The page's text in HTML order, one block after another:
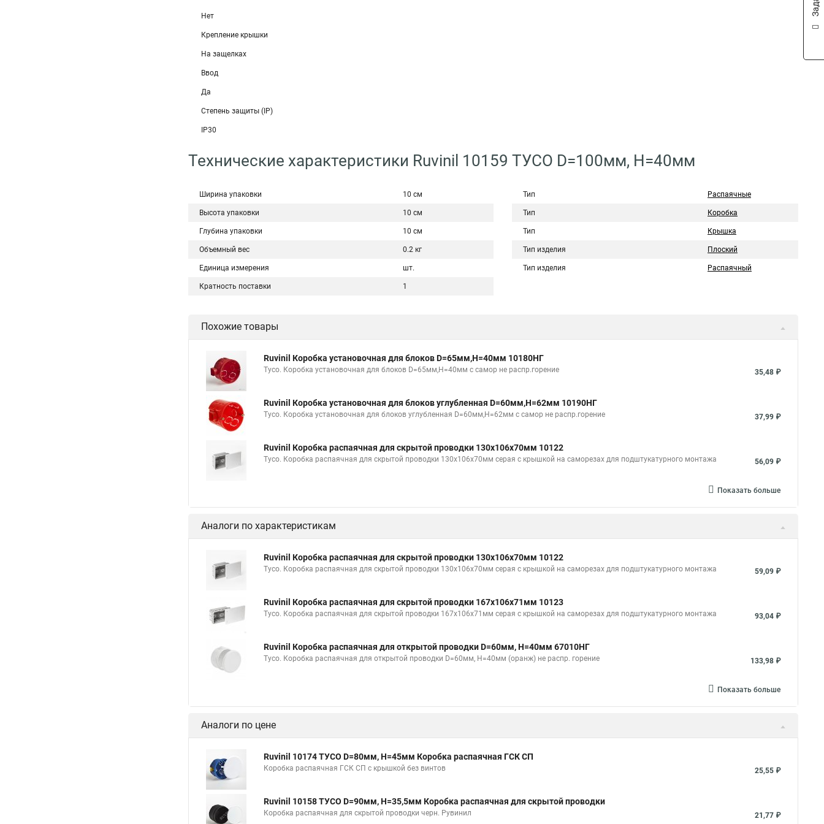
Нет
Крепление крышки
На защелках
Ввод
Да
Степень защиты (IP)
IP30
Технические характеристики Ruvinil 10159 ТУСО D=100мм, H=40мм
Ширина упаковки 10 см
Высота упаковки 10 см
Глубина упаковки 10 см
Объемный вес 0.2 кг
Единица измерения шт.
Кратность поставки 1
Тип Распаячные
Тип Коробка
Тип Крышка
Тип изделия Плоский
Тип изделия Распаячный
Похожие товары
Ruvinil Коробка установочная для блоков D=65мм,H=40мм 10180НГ
Тусо. Коробка установочная для блоков D=65мм,H=40мм с самор не распр.горение 35,48 ₽
Ruvinil Коробка установочная для блоков углубленная D=60мм,Н=62мм 10190НГ
Тусо. Коробка установочная для блоков углубленная D=60мм,Н=62мм с самор не распр.горение 37,99 ₽
Ruvinil Коробка распаячная для скрытой проводки 130х106х70мм 10122
Тусо. Коробка распаячная для скрытой проводки 130х106х70мм серая с крышкой на саморезах для подштукатурного монтажа 56,09 ₽
Показать больше
Аналоги по характеристикам
Ruvinil Коробка распаячная для скрытой проводки 130х106х70мм 10122
Тусо. Коробка распаячная для скрытой проводки 130х106х70мм серая с крышкой на саморезах для подштукатурного монтажа 59,09 ₽
Ruvinil Коробка распаячная для скрытой проводки 167х106х71мм 10123
Тусо. Коробка распаячная для скрытой проводки 167х106х71мм серая с крышкой на саморезах для подштукатурного монтажа 93,04 ₽
Ruvinil Коробка распаячная для открытой проводки D=60мм, Н=40мм 67010НГ
Тусо. Коробка распаячная для открытой проводки D=60мм, Н=40мм (оранж) не распр. горение 133,98 ₽
Показать больше
Аналоги по цене
Ruvinil 10174 ТУСО D=80мм, H=45мм Коробка распаячная ГСК СП
Коробка распаячная ГСК СП с крышкой без винтов 25,55 ₽
Ruvinil 10158 ТУСО D=90мм, H=35,5мм Коробка распаячная для скрытой проводки
Коробка распаячная для скрытой проводки черн. Рувинил 21,77 ₽